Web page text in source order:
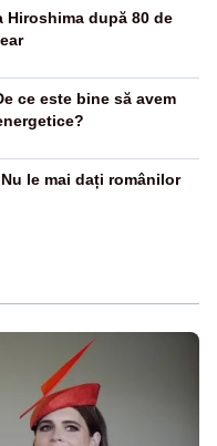
după 80 de
ce este bine să avem
le mai dați românilor